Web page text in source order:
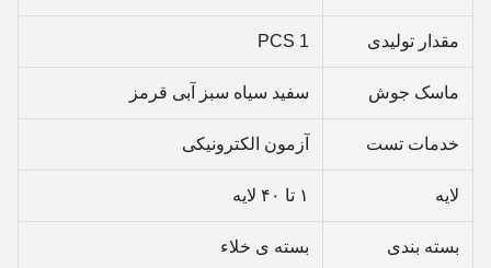
مقدار تولیدی 1 PCS
ماسک جوش سفید سیاه سبز آبی قرمز
خدمات تست آزمون الکترونیکی
لایه ۱ تا ۴۰ لایه
بسته بندی بسته ی خلاء